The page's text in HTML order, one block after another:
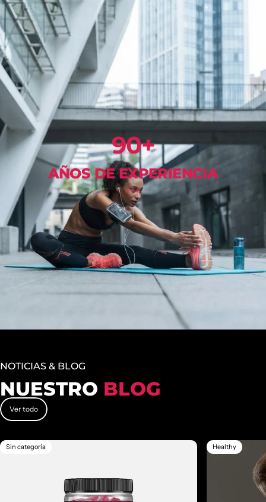
Liquid error (sections/number-counter line 101): Could not
find asset snippets/overlay.liquid
90+
AÑOS DE EXPERIENCIA
NOTICIAS & BLOG
NUESTRO BLOG
Ver todo
Sin categoría Healthy